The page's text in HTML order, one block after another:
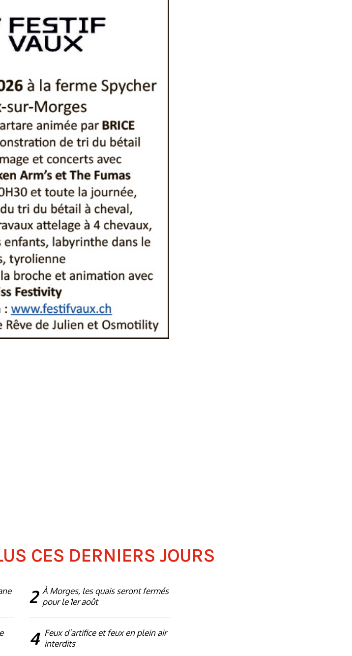
CES DERNIERS JOURS
2 À Morges, les quais seront fermés
pour le 1er août
4 Feux d’artifice et feux en plein air
interdits